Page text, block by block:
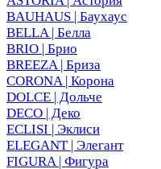
BAUHAUS | Баухаус
BELLA | Белла
BRIO | Брио
BREEZA | Бриза
CORONA | Корона
DOLCE | Дольче
DECO | Деко
ECLISI | Эклиси
ELEGANT | Элегант
FIGURA | Фигура